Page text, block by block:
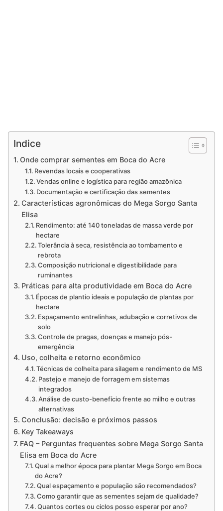
Indice
Onde comprar sementes em Boca do Acre
Revendas locais e cooperativas
Vendas online e logística para região amazônica
Documentação e certificação das sementes
Características agronômicas do Mega Sorgo Santa
Elisa
Rendimento: até 140 toneladas de massa verde por
hectare
Tolerância à seca, resistência ao tombamento e
rebrota
Composição nutricional e digestibilidade para
ruminantes
Práticas para alta produtividade em Boca do Acre
Épocas de plantio ideais e população de plantas por
hectare
Espaçamento entrelinhas, adubação e corretivos de
solo
Controle de pragas, doenças e manejo pós-
emergência
Uso, colheita e retorno econômico
Técnicas de colheita para silagem e rendimento de MS
Pastejo e manejo de forragem em sistemas
integrados
Análise de custo-benefício frente ao milho e outras
alternativas
Conclusão: decisão e próximos passos
Key Takeaways
FAQ – Perguntas frequentes sobre Mega Sorgo Santa
Elisa em Boca do Acre
Qual a melhor época para plantar Mega Sorgo em Boca
do Acre?
Qual espaçamento e população são recomendados?
Como garantir que as sementes sejam de qualidade?
Quantos cortes ou ciclos posso esperar por ano?